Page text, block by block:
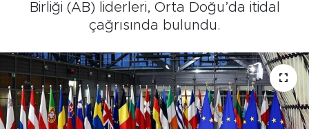
Birliği (AB) liderleri, Orta Doğu’da itidal
çağrısında bulundu.
Sağlık
Kültür Sanat
Tüm Manşetler
Son Dakika Haberleri
Haber Arşivi